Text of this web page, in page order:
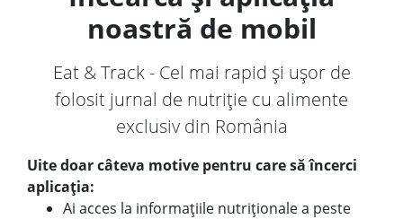
noastră de mobil
Eat & Track - Cel mai rapid și ușor de
folosit jurnal de nutriție cu alimente
exclusiv din România
Uite doar câteva motive pentru care să încerci
aplicația:
Ai acces la informațiile nutriționale a peste